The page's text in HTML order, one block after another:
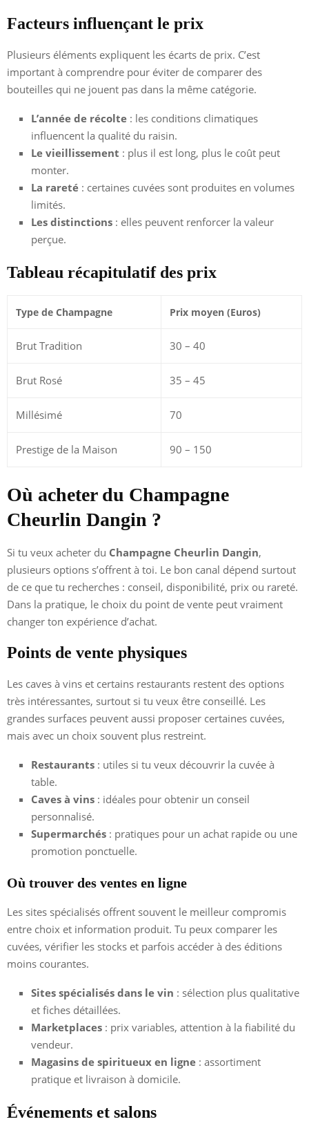
Facteurs influençant le prix
Plusieurs éléments expliquent les écarts de prix. C’est
important à comprendre pour éviter de comparer des
bouteilles qui ne jouent pas dans la même catégorie.
L’année de récolte : les conditions climatiques
influencent la qualité du raisin.
Le vieillissement : plus il est long, plus le coût peut
monter.
La rareté : certaines cuvées sont produites en volumes
limités.
Les distinctions : elles peuvent renforcer la valeur
perçue.
Tableau récapitulatif des prix
Type de Champagne Prix moyen (Euros)
Brut Tradition 30 – 40
Brut Rosé 35 – 45
Millésimé 70
Prestige de la Maison 90 – 150
Où acheter du Champagne
Cheurlin Dangin ?
Si tu veux acheter du Champagne Cheurlin Dangin,
plusieurs options s’offrent à toi. Le bon canal dépend surtout
de ce que tu recherches : conseil, disponibilité, prix ou rareté.
Dans la pratique, le choix du point de vente peut vraiment
changer ton expérience d’achat.
Points de vente physiques
Les caves à vins et certains restaurants restent des options
très intéressantes, surtout si tu veux être conseillé. Les
grandes surfaces peuvent aussi proposer certaines cuvées,
mais avec un choix souvent plus restreint.
Restaurants : utiles si tu veux découvrir la cuvée à
table.
Caves à vins : idéales pour obtenir un conseil
personnalisé.
Supermarchés : pratiques pour un achat rapide ou une
promotion ponctuelle.
Où trouver des ventes en ligne
Les sites spécialisés offrent souvent le meilleur compromis
entre choix et information produit. Tu peux comparer les
cuvées, vérifier les stocks et parfois accéder à des éditions
moins courantes.
Sites spécialisés dans le vin : sélection plus qualitative
et fiches détaillées.
Marketplaces : prix variables, attention à la fiabilité du
vendeur.
Magasins de spiritueux en ligne : assortiment
pratique et livraison à domicile.
Événements et salons